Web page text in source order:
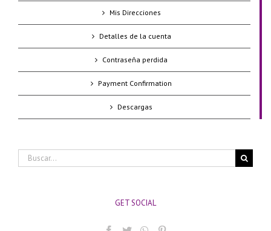
Mis Direcciones
Detalles de la cuenta
Contraseña perdida
Payment Confirmation
Descargas
Buscar:
GET SOCIAL